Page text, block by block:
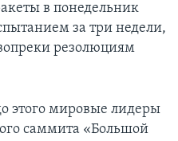
в понедельник
за три недели,
резолюциям
этого мировые лидеры
саммита «Большой